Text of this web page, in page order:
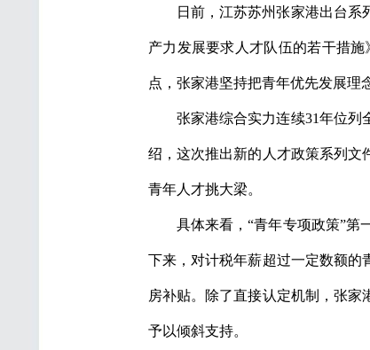
日前，江苏苏州张家港出台
产力发展要求人才队伍的若干措
点，张家港坚持把青年优先发展理
张家港综合实力连续31年位列
绍，这次推出新的人才政策系列文
青年人才挑大梁。
具体来看，“青年专项政策”第
下来，对计税年薪超过一定数额的
房补贴。除了直接认定机制，张家
予以倾斜支持。